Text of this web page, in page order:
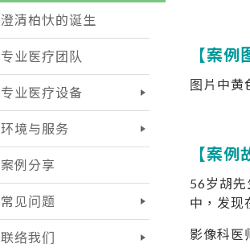
澄清柏忕的诞生
专业医疗团队
专业医疗设备
环境与服务
案例分享
常见问题
联络我们
【案
图片中黄
【案
56岁胡
中，发现
影像科医